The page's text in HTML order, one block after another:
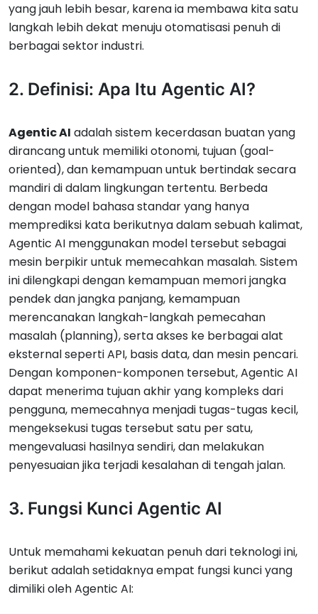
yang jauh lebih besar, karena ia membawa kita satu
langkah lebih dekat menuju otomatisasi penuh di
berbagai sektor industri.
2. Definisi: Apa Itu Agentic AI?
Agentic AI adalah sistem kecerdasan buatan yang
dirancang untuk memiliki otonomi, tujuan (goal-
oriented), dan kemampuan untuk bertindak secara
mandiri di dalam lingkungan tertentu. Berbeda
dengan model bahasa standar yang hanya
memprediksi kata berikutnya dalam sebuah kalimat,
Agentic AI menggunakan model tersebut sebagai
mesin berpikir untuk memecahkan masalah. Sistem
ini dilengkapi dengan kemampuan memori jangka
pendek dan jangka panjang, kemampuan
merencanakan langkah-langkah pemecahan
masalah (planning), serta akses ke berbagai alat
eksternal seperti API, basis data, dan mesin pencari.
Dengan komponen-komponen tersebut, Agentic AI
dapat menerima tujuan akhir yang kompleks dari
pengguna, memecahnya menjadi tugas-tugas kecil,
mengeksekusi tugas tersebut satu per satu,
mengevaluasi hasilnya sendiri, dan melakukan
penyesuaian jika terjadi kesalahan di tengah jalan.
3. Fungsi Kunci Agentic AI
Untuk memahami kekuatan penuh dari teknologi ini,
berikut adalah setidaknya empat fungsi kunci yang
dimiliki oleh Agentic AI: